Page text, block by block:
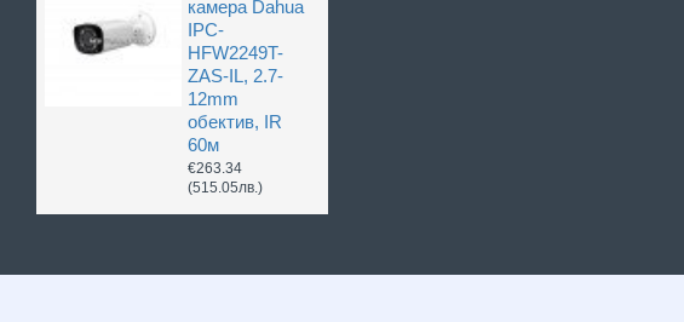
камера Dahua
IPC-
HFW2249T-
ZAS-IL, 2.7-
12mm
обектив, IR
60м
€263.34
(515.05лв.)